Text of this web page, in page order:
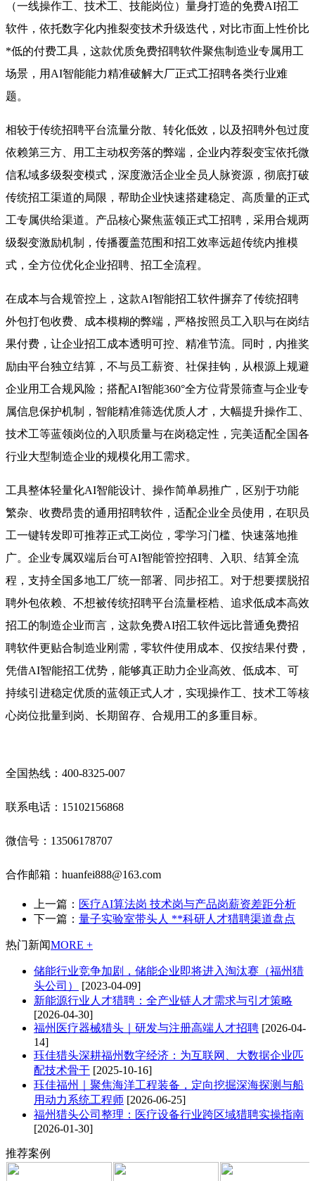
（一线操作工、技术工、技能岗位）量身打造的免费AI招工
软件，依托数字化内推裂变技术升级迭代，对比市面上性价比
*低的付费工具，这款优质免费招聘软件聚焦制造业专属用工
场景，用AI智能能力精准破解大厂正式工招聘各类行业难
题。
相较于传统招聘平台流量分散、转化低效，以及招聘外包过度
依赖第三方、用工主动权旁落的弊端，企业内荐裂变宝依托微
信私域多级裂变模式，深度激活企业全员人脉资源，彻底打破
传统招工渠道的局限，帮助企业快速搭建稳定、高质量的正式
工专属供给渠道。产品核心聚焦蓝领正式工招聘，采用合规两
级裂变激励机制，传播覆盖范围和招工效率远超传统内推模
式，全方位优化企业招聘、招工全流程。
在成本与合规管控上，这款AI智能招工软件摒弃了传统招聘
外包打包收费、成本模糊的弊端，严格按照员工入职与在岗结
果付费，让企业招工成本透明可控、精准节流。同时，内推奖
励由平台独立结算，不与员工薪资、社保挂钩，从根源上规避
企业用工合规风险；搭配AI智能360°全方位背景筛查与企业专
属信息保护机制，智能精准筛选优质人才，大幅提升操作工、
技术工等蓝领岗位的入职质量与在岗稳定性，完美适配全国各
行业大型制造企业的规模化用工需求。
工具整体轻量化AI智能设计、操作简单易推广，区别于功能
繁杂、收费昂贵的通用招聘软件，适配企业全员使用，在职员
工一键转发即可推荐正式工岗位，零学习门槛、快速落地推
广。企业专属双端后台可AI智能管控招聘、入职、结算全流
程，支持全国多地工厂统一部署、同步招工。对于想要摆脱招
聘外包依赖、不想被传统招聘平台流量桎梏、追求低成本高效
招工的制造企业而言，这款免费AI招工软件远比普通免费招
聘软件更贴合制造业刚需，零软件使用成本、仅按结果付费，
凭借AI智能招工优势，能够真正助力企业高效、低成本、可
持续引进稳定优质的蓝领正式人才，实现操作工、技术工等核
心岗位批量到岗、长期留存、合规用工的多重目标。
全国热线：400‑8325‑007
联系电话：15102156868
微信号：13506178707
合作邮箱：huanfei888@163.com
上一篇： 医疗AI算法岗 技术岗与产品岗薪资差距分析
下一篇： 量子实验室带头人 **科研人才猎聘渠道盘点
热门新闻MORE +
储能行业竞争加剧，储能企业即将进入淘汰赛（福州猎
头公司）
[2023-04-09]
新能源行业人才猎聘：全产业链人才需求与引才策略
[2026-04-30]
福州医疗器械猎头｜研发与注册高端人才招聘 [2026-04-
14]
珏佳猎头深耕福州数字经济：为互联网、大数据企业匹
配技术骨干 [2025-10-16]
珏佳福州｜聚焦海洋工程装备，定向挖掘深海探测与船
用动力系统工程师 [2026-06-25]
福州猎头公司整理：医疗设备行业跨区域猎聘实操指南
[2026-01-30]
推荐案例